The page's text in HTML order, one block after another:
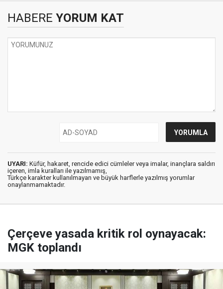
HABERE YORUM KAT
UYARI: Küfür, hakaret, rencide edici cümleler veya imalar, inançlara saldırı
içeren, imla kuralları ile yazılmamış,
Türkçe karakter kullanılmayan ve büyük harflerle yazılmış yorumlar
onaylanmamaktadır.
Çerçeve yasada kritik rol oynayacak:
MGK toplandı